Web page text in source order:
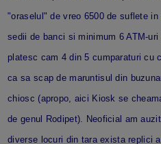
"oraselul" de vreo 6500 de suflete
sedii de banci si minimum 6 ATM-
platesc cam 4 din 5 cumparaturi cu
ca sa scap de maruntisul din
chiosc (apropo, aici Kiosk se
de genul Rodipet). Neoficial am
diverse locuri din tara exista replici